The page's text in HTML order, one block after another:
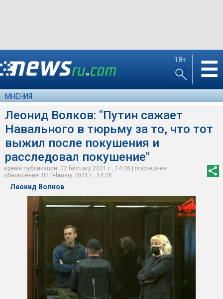
18+ ☰
МНЕНИЯ
Леонид Волков: "Путин сажает
Навального в тюрьму за то, что тот
выжил после покушения и
расследовал покушение"
время публикации: 02 february 2021 г., 14:26 | последнее
обновление: 02 february 2021 г., 14:26
Леонид Волков